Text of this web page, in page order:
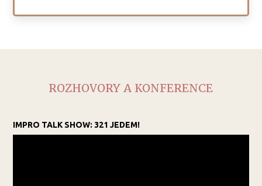
ROZHOVORY A KONFERENCE
IMPRO TALK SHOW: 321 JEDEM!